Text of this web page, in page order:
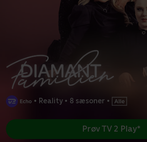
• Reality • 8 sæsoner •
Prøv TV 2 Play*